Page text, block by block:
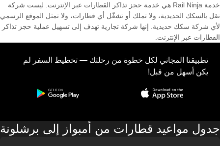
خدمة Rail Ninja هي خدمة حجز تذاكر القطارات عبر الإنترنت. ليست شركة
نقل بالسكك الحديدية، ولا تملك أو تشغّل أي قطارات، ولا تمثل الموقع الرسمي
لأي شركة سكك حديدية. إنها شركة تجارية تهدف إلى تسهيل عملية حجز تذاكر
القطارات عبر الإنترنت.
تطبيقنا المجاني لكل خطوة من رحلتك — تخطيط السفر لم
يكن أسهل من قبل!
جدول مواعيد قطارات من أمبواز إلى برشلونة